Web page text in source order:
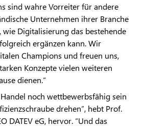
sind wahre Vorreiter für andere
Unternehmen ihrer Branche
Digitalisierung das bestehende
ergänzen kann. Wir
Champions und freuen uns,
Konzepte vielen weiteren
dienen.“
noch wettbewerbsfähig sein
drehen”, hebt Prof.
DATEV eG, hervor. “Und das